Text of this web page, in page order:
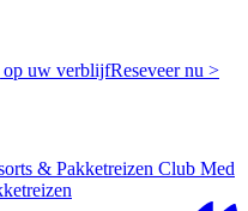
op uw verblijfReseveer nu >
& Pakketreizen Club Med